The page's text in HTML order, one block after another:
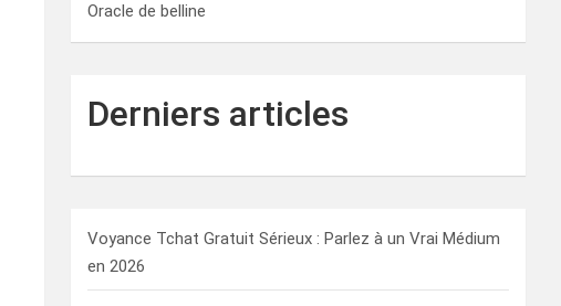
Oracle de belline
Derniers articles
Voyance Tchat Gratuit Sérieux : Parlez à un Vrai Médium
en 2026